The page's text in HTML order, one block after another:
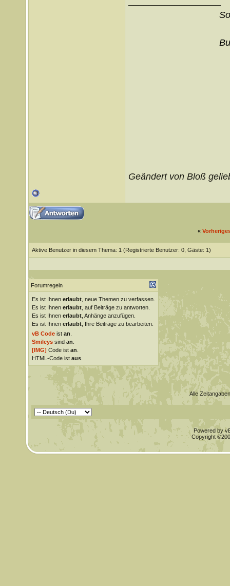
Geändert von Bloß
«
Aktive Benutzer in diesem Thema: 1 (Registrierte Benutzer: 0, Gäste: 1)
Forumregeln
Es ist Ihnen erlaubt, neue Themen zu verfassen.
Es ist Ihnen erlaubt, auf Beiträge zu antworten.
Es ist Ihnen erlaubt, Anhänge anzufügen.
Es ist Ihnen erlaubt, Ihre Beiträge zu bearbeiten.
vB Codeist an
Smileyssind an
[IMG] Code ist an
HTML-Code ist aus.
Alle
Powered by
Copyright